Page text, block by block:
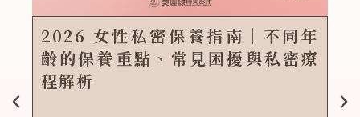
2026 女性私密保養指南｜不同年
齡的保養重點、常見困擾與私密療
程解析